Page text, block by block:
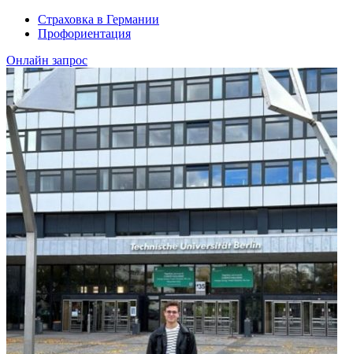
Страховка в Германии
Профориентация
Онлайн запрос